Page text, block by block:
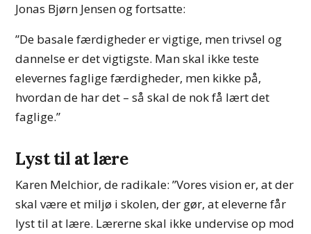
Jonas Bjørn Jensen og fortsatte:
”De basale færdigheder er vigtige, men trivsel og
dannelse er det vigtigste. Man skal ikke teste
elevernes faglige færdigheder, men kikke på,
hvordan de har det – så skal de nok få lært det
faglige.”
Lyst til at lære
Karen Melchior, de radikale: ”Vores vision er, at der
skal være et miljø i skolen, der gør, at eleverne får
lyst til at lære. Lærerne skal ikke undervise op mod